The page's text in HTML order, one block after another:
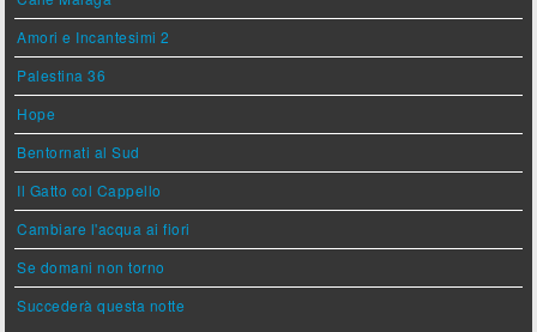
Amori e Incantesimi 2
Palestina 36
Hope
Bentornati al Sud
Il Gatto col Cappello
Cambiare l'acqua ai fiori
Se domani non torno
Succederà questa notte